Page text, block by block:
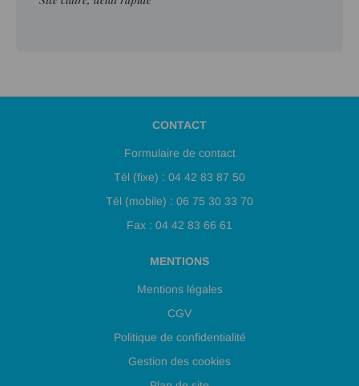
CONTACT
Formulaire de contact
Tél (fixe) : 04 42 83 87 50
Tél (mobile) : 06 75 30 33 70
Fax : 04 42 83 66 61
MENTIONS
Mentions légales
CGV
Politique de confidentialité
Gestion des cookies